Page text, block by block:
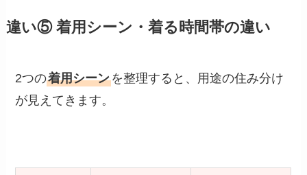
違い⑤ 着用シーン・着る時間帯の違い
2つの着用シーンを整理すると、用途の住み分け
が見えてきます。